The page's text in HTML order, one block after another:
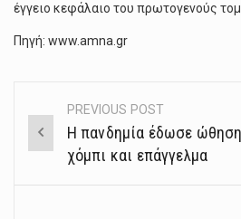
έγγειο κεφάλαιο του πρωτογενούς
Πηγή: www.amna.gr
Post
navigation
PREVIOUS POST
Η πανδημία έδωσε
χόμπι και επάγγελμα